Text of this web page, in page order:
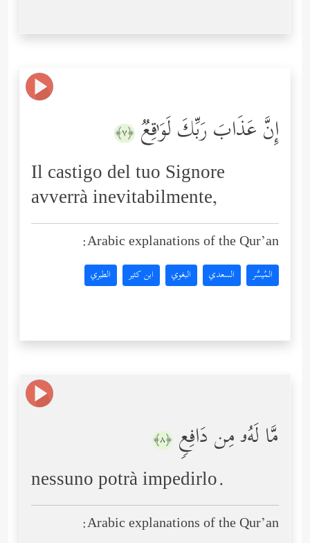
إِنَّ عَذَابَ رَبِّكَ لَوَ ٰ⁠قِعࣱ ﴿٧﴾
Il castigo del tuo Signore
avverrà inevitabilmente,
Arabic explanations of the Qur’an:
المُيسَّر السعدي البغوي ابن كثير الطبري
مَّا لَهُۥ مِن دَافِعࣲ ﴿٨﴾
nessuno potrà impedirlo.
Arabic explanations of the Qur’an: